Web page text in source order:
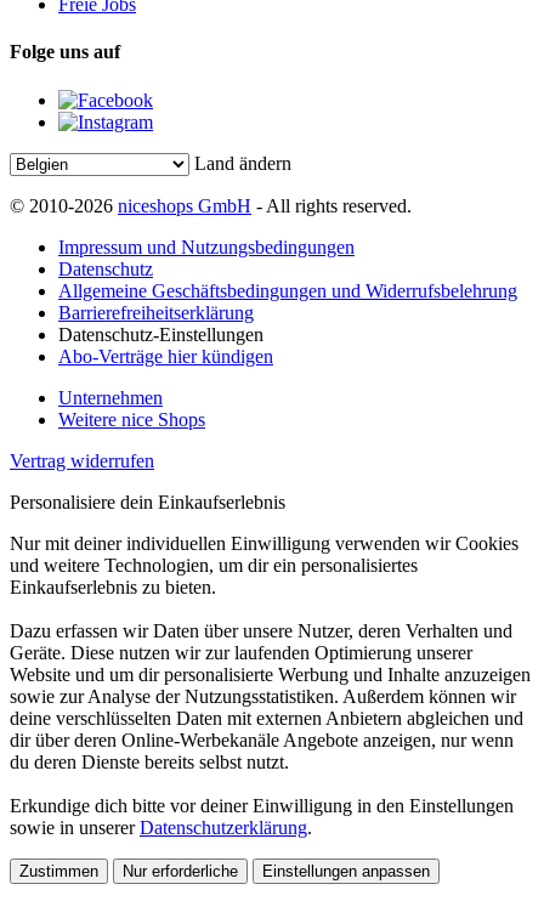
Freie Jobs
Folge uns auf
Land ändern
© 2010-2026 niceshops GmbH - All rights reserved.
Impressum und Nutzungsbedingungen
Datenschutz
Allgemeine Geschäftsbedingungen und Widerrufsbelehrung
Barrierefreiheitserklärung
Datenschutz-Einstellungen
Abo-Verträge hier kündigen
Unternehmen
Weitere nice Shops
Vertrag widerrufen
Personalisiere dein Einkaufserlebnis
Nur mit deiner individuellen Einwilligung verwenden wir Cookies
und weitere Technologien, um dir ein personalisiertes
Einkaufserlebnis zu bieten.
Dazu erfassen wir Daten über unsere Nutzer, deren Verhalten und
Geräte. Diese nutzen wir zur laufenden Optimierung unserer
Website und um dir personalisierte Werbung und Inhalte anzuzeigen
sowie zur Analyse der Nutzungsstatistiken. Außerdem können wir
deine verschlüsselten Daten mit externen Anbietern abgleichen und
dir über deren Online-Werbekanäle Angebote anzeigen, nur wenn
du deren Dienste bereits selbst nutzt.
Erkundige dich bitte vor deiner Einwilligung in den Einstellungen
sowie in unsererDatenschutzerklärung.
Zustimmen Nur erforderliche Einstellungen anpassen